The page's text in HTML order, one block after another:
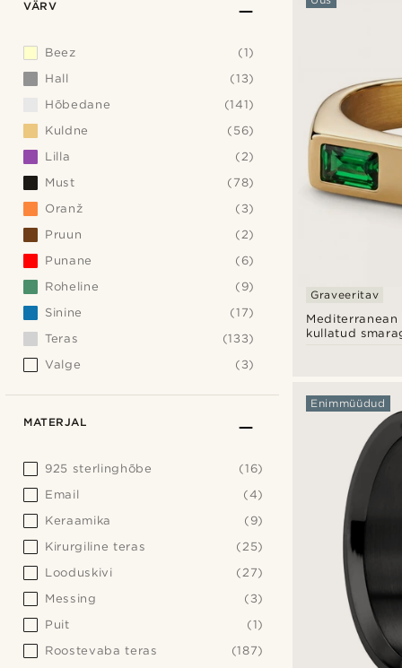
Mediterranean
kullatud
Graveeritav
Enimmüüdud
VÄRV
Beez
(1)
Hall
(13)
Hõbedane
(141)
Kuldne
(56)
Lilla
(2)
Must
(78)
Oranž
(3)
Pruun
(2)
Punane
(6)
Roheline
(9)
Sinine
(17)
Teras
(133)
Valge
(3)
MATERJAL
925 sterlinghõbe
(16)
Email
(4)
Keraamika
(9)
Kirurgiline teras
(25)
Looduskivi
(27)
Messing
(3)
Puit
(1)
Roostevaba teras
(187)